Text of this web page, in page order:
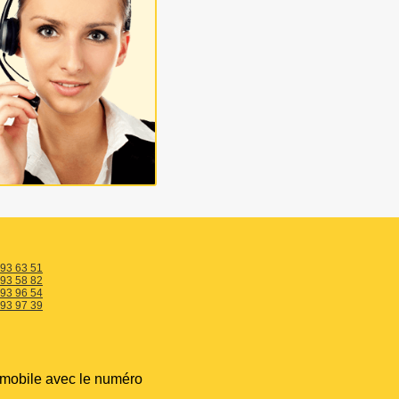
63 51
58 82
96 54
97 39
avec le numéro